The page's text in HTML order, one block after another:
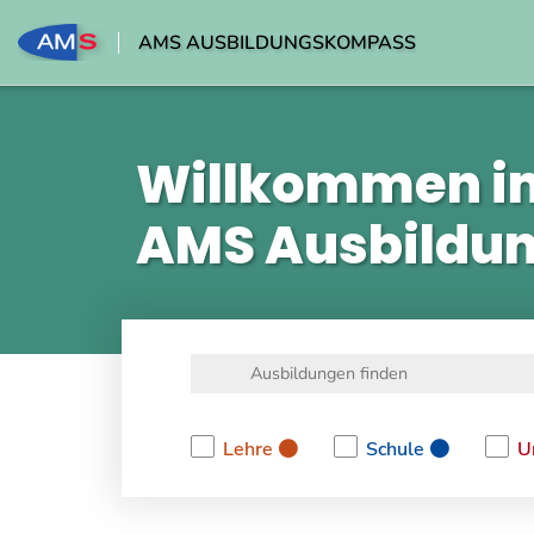
AMS AUSBILDUNGSKOMPASS
Willkommen
AMS
Lehre
Schule